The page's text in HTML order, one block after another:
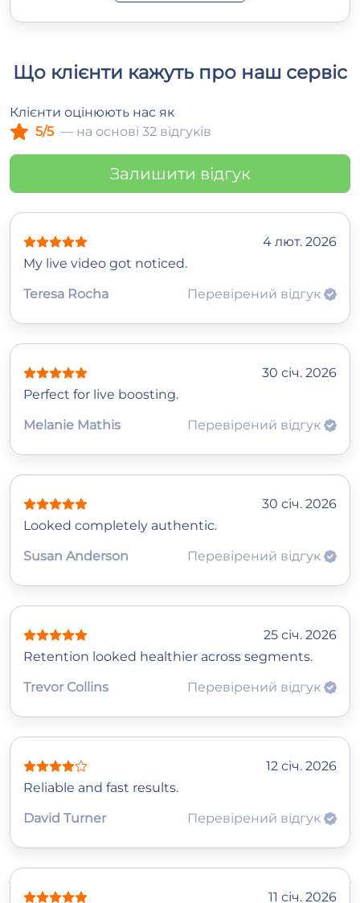
Що клієнти кажуть про наш сервіс
Клієнти оцінюють нас як
5/5 — на основі 32 відгуків
Залишити відгук
4 лют. 2026
My live video got noticed.
Teresa Rocha
Перевірений відгук
30 січ. 2026
Perfect for live boosting.
Melanie Mathis
Перевірений відгук
30 січ. 2026
Looked completely authentic.
Susan Anderson
Перевірений відгук
25 січ. 2026
Retention looked healthier across segments.
Trevor Collins
Перевірений відгук
12 січ. 2026
Reliable and fast results.
David Turner
Перевірений відгук
11 січ. 2026